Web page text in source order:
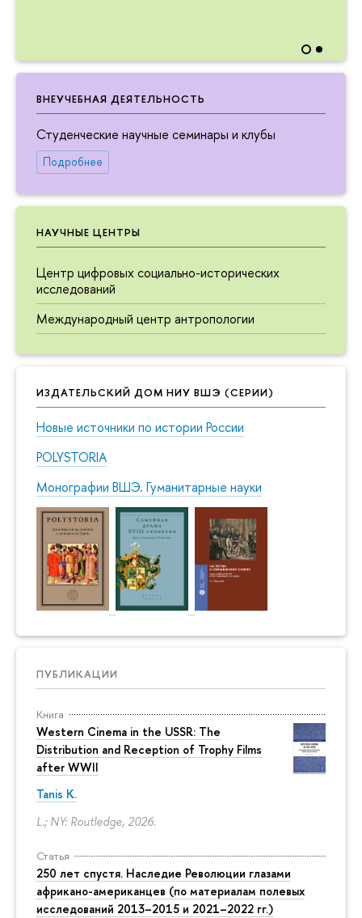
ВНЕУЧЕБНАЯ ДЕЯТЕЛЬНОСТЬ
Студенческие научные семинары и клубы
Подробнее
НАУЧНЫЕ ЦЕНТРЫ
Центр цифровых социально-исторических
исследований
Международный центр антропологии
ИЗДАТЕЛЬСКИЙ ДОМ НИУ ВШЭ (СЕРИИ)
Новые источники по истории России
POLYSTORIA
Монографии ВШЭ. Гуманитарные науки
ПУБЛИКАЦИИ
Книга
Western Cinema in the USSR: The
Distribution and Reception of Trophy Films
after WWII
Tanis K.
L.; NY: Routledge, 2026.
Статья
250 лет спустя. Наследие Революции глазами
африкано-американцев (по материалам полевых
исследований 2013–2015 и 2021–2022 гг.)